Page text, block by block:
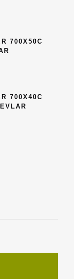
700X50C
700X40C